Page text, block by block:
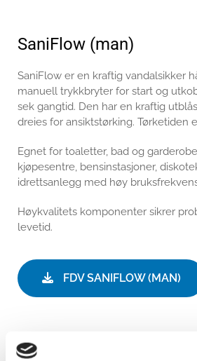
SaniFlow (man)
SaniFlow er en kraftig vandalsikker
manuell trykkbryter for start og
sek gangtid. Den har en kraftig
dreies for ansiktstørking. Tørketiden
Egnet for toaletter, bad og
kjøpesentre, bensinstasjoner,
idrettsanlegg med høy
Høykvalitets komponenter sikrer
levetid.
FDV SANIFLOW (MAN)